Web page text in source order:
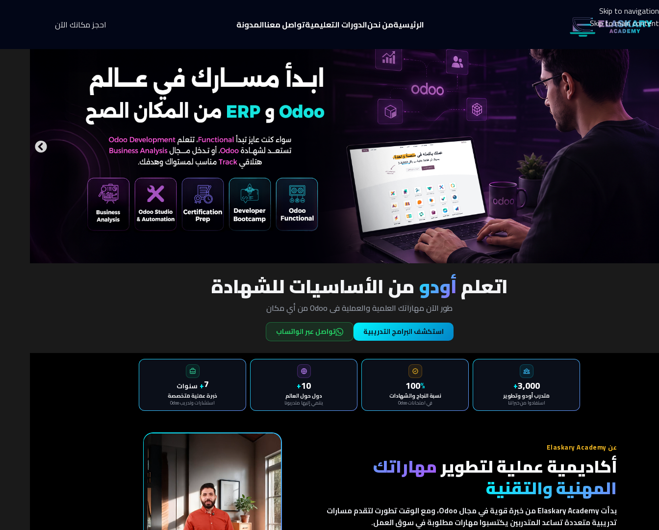
Skip to navigation
Skip to main content
الرئيسيةمن نحنالدورات التعليميةتواصل معناالمدونة احجز مكانك الآن
اتعلمأودومن الأساسيات للشهادة
طور الآن مهاراتك العلمية والعملية فى Odoo من أي مكان
استكشف البرامج التدريبية تواصل عبر الواتساب
+3,000
متدرب أودو وتطوير
استفادوا من خبراتنا
100%
نسبة النجاح والشهادات
في امتحانات Odoo
+10
دول حول العالم
ينتمي إليها متدربونا
+7 سنوات
خبرة عملية متخصصة
استشارات وتدريب Odoo
عن Elaskary Academy
أكاديمية عملية لتطويرمهاراتك
المهنية والتقنية
بدأت Elaskary Academy من خبرة قوية في مجال Odoo، ومع الوقت تطورت لتقدم مسارات
تدريبية متعددة تساعد المتدربين يكتسبوا مهارات مطلوبة في سوق العمل.